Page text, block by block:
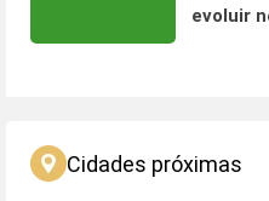
evoluir
Cidades próximas